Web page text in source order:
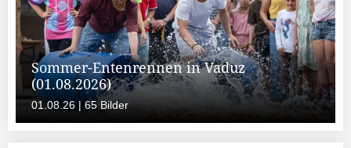
Sommer-Entenrennen in Vaduz
(01.08.2026)
01.08.26 | 65 Bilder